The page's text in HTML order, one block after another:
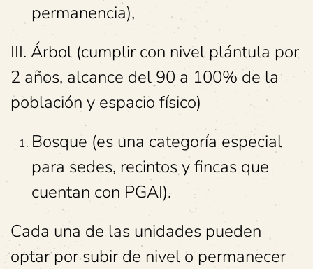
permanencia),
III. Árbol (cumplir con nivel plántula por
2 años, alcance del 90 a 100% de la
población y espacio físico)
Bosque (es una categoría especial
para sedes, recintos y fincas que
cuentan con PGAI).
Cada una de las unidades pueden
optar por subir de nivel o permanecer